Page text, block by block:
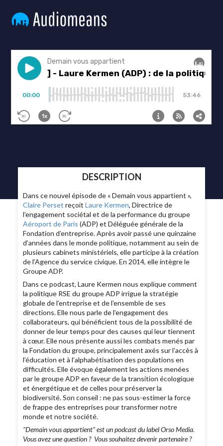
DESCRIPTION
Dans ce nouvel épisode de « Demain vous appartient »,
Claire Perset reçoitLaure Kermen, Directrice de
l’engagement sociétal et de la performance du groupe
Aéroport de Paris (ADP) et Déléguée générale de la
Fondation d’entreprise. Après avoir passé une quinzaine
d’années dans le monde politique, notamment au sein de
plusieurs cabinets ministériels, elle participe à la création
de l’Agence du service civique. En 2014, elle intègre le
Groupe ADP.
Dans ce podcast, Laure Kermen nous explique comment
la politique RSE du groupe ADP irrigue la stratégie
globale de l’entreprise et de l’ensemble de ses
directions. Elle nous parle de l’engagement des
collaborateurs, qui bénéficient tous de la possibilité de
donner de leur temps pour des causes qui leur tiennent
à cœur. Elle nous présente aussi les combats menés par
la Fondation du groupe, principalement axés sur l’accès à
l’éducation et à l’alphabétisation des populations en
difficultés. Elle évoque également les actions menées
par le groupe ADP en faveur de la transition écologique
et énergétique et de celles pour préserver la
biodiversité. Son conseil : ne pas sous-estimer la force
de frappe des entreprises pour transformer notre
monde et notre société.
"Demain vous appartient" est un podcast du label Orso Media.
Vous avez une question ? Vous souhaitez devenir partenaire ?